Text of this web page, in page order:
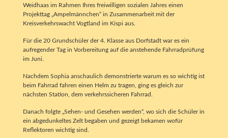
Weidhaas im Rahmen Ihres freiwilligen sozialen Jahres einen
Projekttag „Ampelmännchen“ in Zusammenarbeit mit der
Kreisverkehrswacht Vogtland im Kispi aus.
Für die 20 Grundschüler der 4. Klasse aus Dorfstadt war es ein
aufregender Tag in Vorbereitung auf die anstehende Fahrradprüfung
im Juni.
Nachdem Sophia anschaulich demonstrierte warum es so wichtig ist
beim Fahrrad fahren einen Helm zu tragen, ging es gleich zur
nächsten Station, dem verkehrssicheren Fahrrad.
Danach folgte „Sehen- und Gesehen werden“, wo sich die Schüler in
ein abgedunkeltes Zelt begaben und gezeigt bekamen wofür
Reflektoren wichtig sind.